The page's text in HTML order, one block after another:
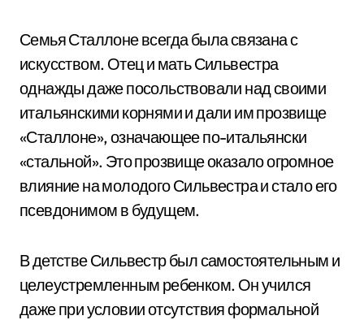
Семья Сталлоне всегда была связана с
искусством. Отец и мать Сильвестра
однажды даже посольствовали над своими
итальянскими корнями и дали им прозвище
«Сталлоне», означающее по-итальянски
«стальной». Это прозвище оказало огромное
влияние на молодого Сильвестра и стало его
псевдонимом в будущем.
В детстве Сильвестр был самостоятельным и
целеустремленным ребенком. Он учился
даже при условии отсутствия формальной